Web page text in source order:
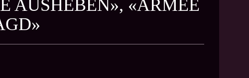
AUSHEBEN», «ARMEE